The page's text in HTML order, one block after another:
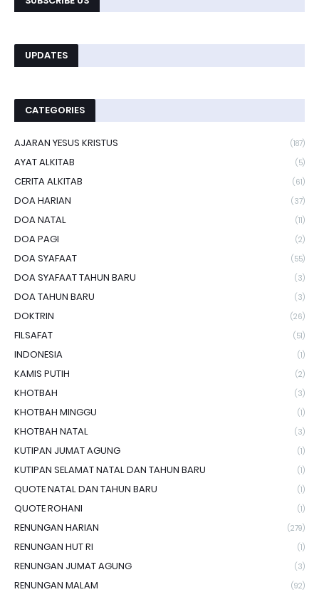
UPDATES
CATEGORIES
AJARAN YESUS KRISTUS (187)
AYAT ALKITAB (5)
CERITA ALKITAB (61)
DOA HARIAN (37)
DOA NATAL (11)
DOA PAGI (2)
DOA SYAFAAT (55)
DOA SYAFAAT TAHUN BARU (3)
DOA TAHUN BARU (3)
DOKTRIN (26)
FILSAFAT (51)
INDONESIA (1)
KAMIS PUTIH (2)
KHOTBAH (3)
KHOTBAH MINGGU (1)
KHOTBAH NATAL (3)
KUTIPAN JUMAT AGUNG (1)
KUTIPAN SELAMAT NATAL DAN TAHUN BARU (1)
QUOTE NATAL DAN TAHUN BARU (1)
QUOTE ROHANI (1)
RENUNGAN HARIAN (279)
RENUNGAN HUT RI (1)
RENUNGAN JUMAT AGUNG (3)
RENUNGAN MALAM (92)